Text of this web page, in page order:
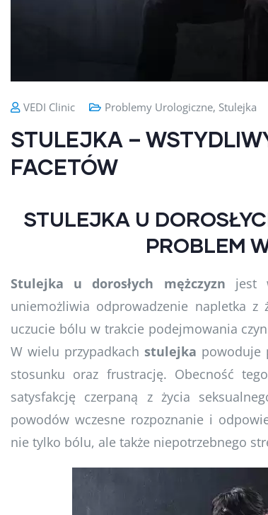
VEDI Clinic Problemy Urologiczne, Stulejka
STULEJKA –
FACETÓW
STULEJKA U
PROBLEM
Stulejka u dorosłych mężczyzn jest
uniemożliwia odprowadzenie napletka z
uczucie bólu w trakcie podejmowania
W wielu przypadkach stulejka powoduje
stosunku oraz frustrację. Obecność
satysfakcję czerpaną z życia
powodów wczesne rozpoznanie i
nie tylko bólu, ale także niepotrzebnego